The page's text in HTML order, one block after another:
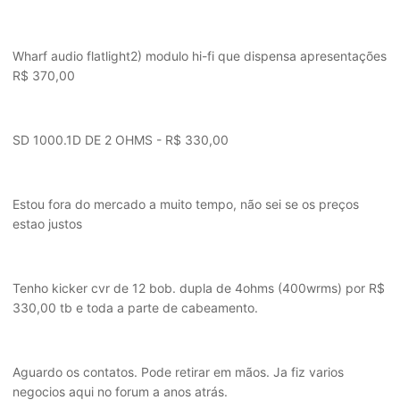
Wharf audio flatlight2) modulo hi-fi que dispensa apresentações
R$ 370,00
SD 1000.1D DE 2 OHMS - R$ 330,00
Estou fora do mercado a muito tempo, não sei se os preços
estao justos
Tenho kicker cvr de 12 bob. dupla de 4ohms (400wrms) por R$
330,00 tb e toda a parte de cabeamento.
Aguardo os contatos. Pode retirar em mãos. Ja fiz varios
negocios aqui no forum a anos atrás.